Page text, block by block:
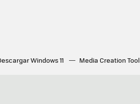
Windows 11 Media Creation Tool